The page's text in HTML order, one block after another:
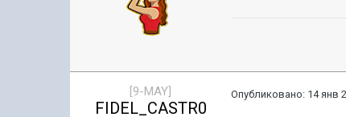
[9-MAY]
FIDEL_CASTR0
Опубликовано: 14 янв